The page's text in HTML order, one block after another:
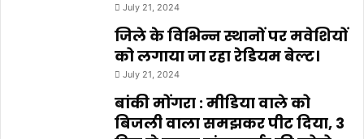
July 21, 2024
जिले के विभिन्न स्थानों पर मवेशियों
को लगाया जा रहा रेडियम बेल्ट।
July 21, 2024
बांकी मोंगरा : मीडिया वाले को
बिजली वाला समझकर पीट दिया, 3